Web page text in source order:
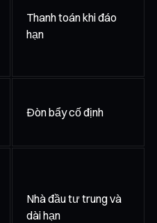
Thanh toán khi đáo
hạn
Đòn bẩy cố định
Nhà đầu tư trung và
dài hạn